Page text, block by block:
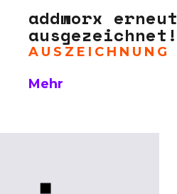
addworx erneut
ausgezeichnet!
AUSZEICHNUNG
Mehr